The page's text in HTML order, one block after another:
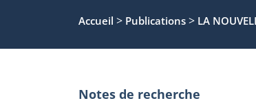
Accueil > Publications > LA
Notes de recherche